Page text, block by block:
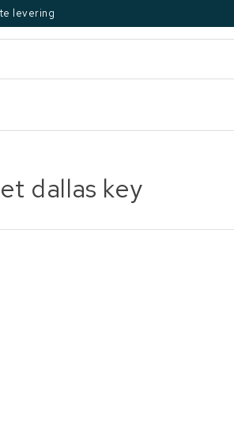
levering
dallas key